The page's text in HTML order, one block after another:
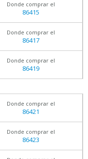
Donde comprar el
86415
Donde comprar el
86417
Donde comprar el
86419
Donde comprar el
86421
Donde comprar el
86423